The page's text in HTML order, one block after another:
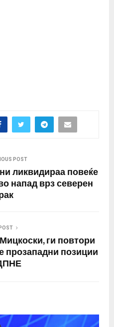
POST
ликвидираа повеќе
напад врз северен
ги повтори
прозападни позиции